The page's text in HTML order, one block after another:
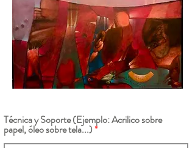
Técnica y Soporte (Ejemplo: Acrilico sobre
papel, óleo sobre tela...)